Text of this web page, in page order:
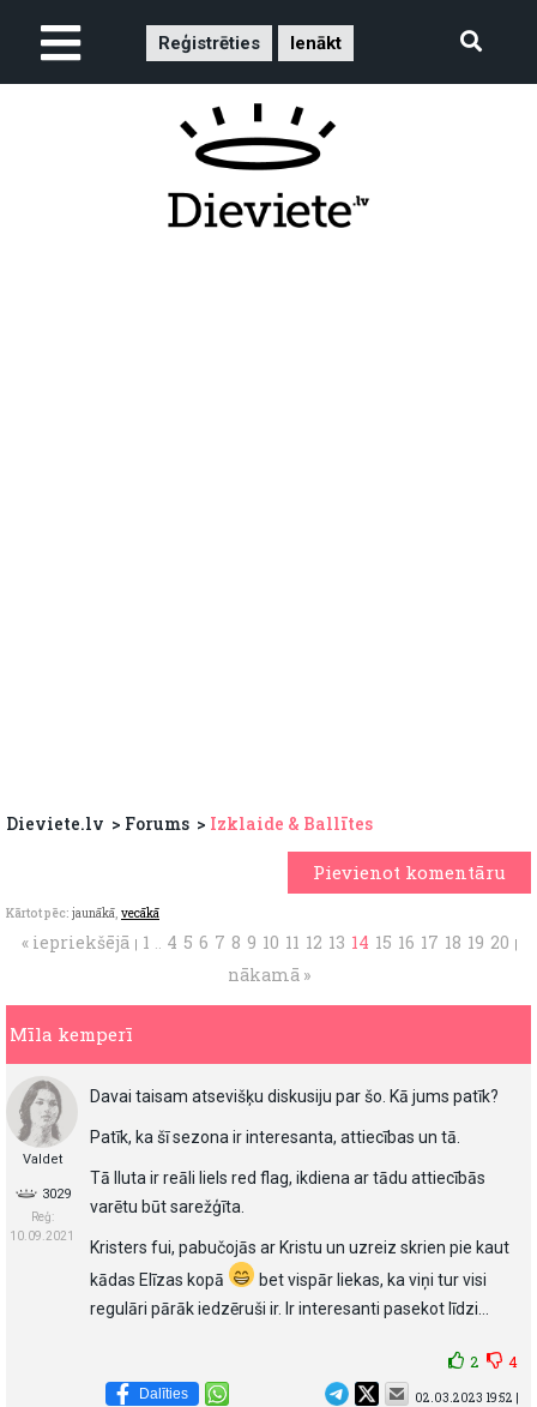
Reģistrēties Ienākt
Dieviete.lv Forums Izklaide & Ballītes
Pievienot komentāru
Kārtot pēc: jaunākā, vecākā
« iepriekšējā 1 .. 4 5 6 7 8 9 10 11 12 13 14 15 16 17 18 19 20
nākamā »
Mīla kemperī
Valdet
3029
Reģ:
10.09.2021
Davai taisam atsevišķu diskusiju par šo. Kā jums patīk?
Patīk, ka šī sezona ir interesanta, attiecības un tā.
Tā Iluta ir reāli liels red flag, ikdiena ar tādu attiecībās
varētu būt sarežģīta.
Kristers fui, pabučojās ar Kristu un uzreiz skrien pie kaut
kādas Elīzas kopā
bet vispār liekas, ka viņi tur visi
regulāri pārāk iedzēruši ir. Ir interesanti pasekot līdzi…
2 4
Dalīties 02.03.2023 19:52 |